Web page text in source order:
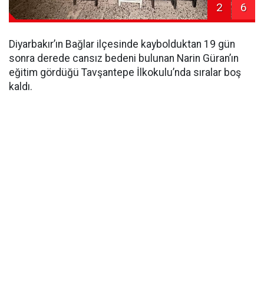
2 6
Diyarbakır’ın Bağlar ilçesinde kaybolduktan 19 gün
sonra derede cansız bedeni bulunan Narin Güran’ın
eğitim gördüğü Tavşantepe İlkokulu’nda sıralar boş
kaldı.